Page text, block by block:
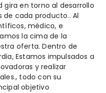
gira en torno al desarrollo
de cada producto.. Al
médico, e
la cima de la
oferta. Dentro de
Estamos impulsados ​​a
y realizar
todo con su
objetivo